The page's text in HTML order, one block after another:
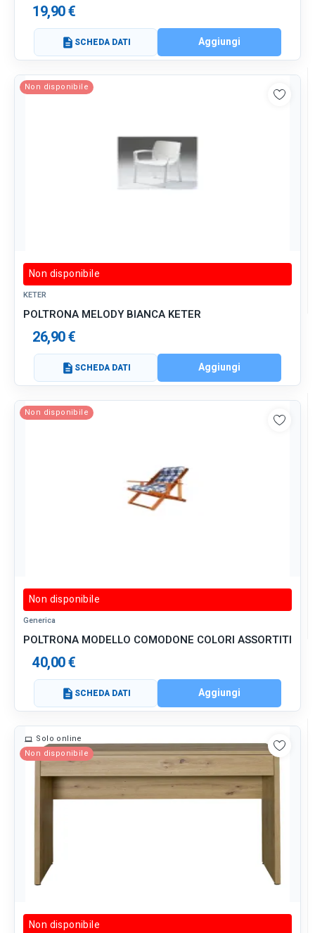
19,90 €
description SCHEDA DATI Aggiungi
Non disponibile
Non disponibile
KETER
POLTRONA MELODY BIANCA KETER
26,90 €
description SCHEDA DATI Aggiungi
Non disponibile
Non disponibile
Generica
POLTRONA MODELLO COMODONE COLORI ASSORTITI
40,00 €
description SCHEDA DATI Aggiungi
Solo online
Non disponibile
Non disponibile